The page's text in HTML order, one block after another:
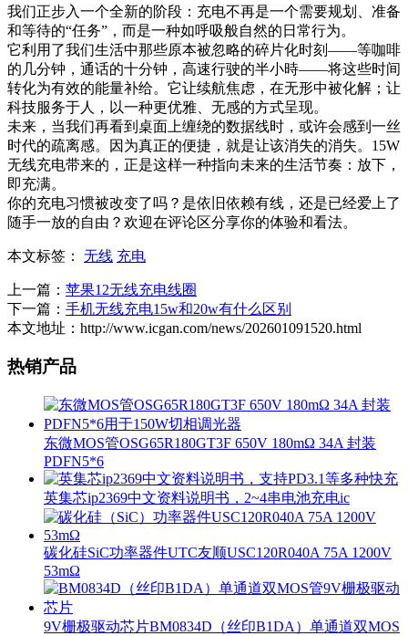
我们正步入一个全新的阶段：充电不再是一个需要规划、准备
和等待的“任务”，而是一种如呼吸般自然的日常行为。
它利用了我们生活中那些原本被忽略的碎片化时刻——等咖啡
的几分钟，通话的十分钟，高速行驶的半小時——将这些时间
转化为有效的能量补给。它让续航焦虑，在无形中被化解；让
科技服务于人，以一种更优雅、无感的方式呈现。
未来，当我们再看到桌面上缠绕的数据线时，或许会感到一丝
时代的疏离感。因为真正的便捷，就是让该消失的消失。15W
无线充电带来的，正是这样一种指向未来的生活节奏：放下，
即充满。
你的充电习惯被改变了吗？是依旧依赖有线，还是已经爱上了
随手一放的自由？欢迎在评论区分享你的体验和看法。
本文标签： 无线 充电
上一篇： 苹果12无线充电线圈
下一篇： 手机无线充电15w和20w有什么区别
本文地址：http://www.icgan.com/news/202601091520.html
热销产品
东微MOS管OSG65R180GT3F 650V 180mΩ 34A 封装
PDFN5*6
英集芯ip2369中文资料说明书，2~4串电池充电ic
碳化硅SiC功率器件UTC友顺USC120R040A 75A 1200V
53mΩ
9V栅极驱动芯片BM0834D（丝印B1DA）单通道双MOS